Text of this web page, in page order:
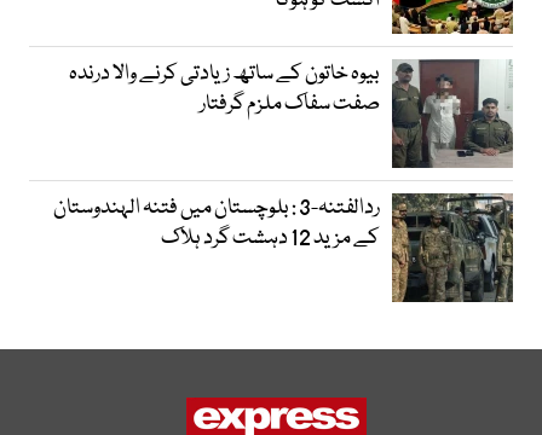
بیوہ خاتون کے ساتھ زیادتی کرنے والا درندہ
صفت سفاک ملزم گرفتار
ردالفتنہ-3 : بلوچستان میں فتنہ الہندوستان
کے مزید 12 دہشت گرد ہلاک